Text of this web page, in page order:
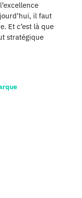
il faut
Et c’est là que
stratégique